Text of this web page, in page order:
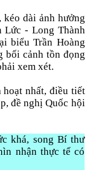
dài ảnh hưởng
Lức - Long Thành
biểu Trần Hoàng
bối cảnh tồn đọng
xem xét.
nhất, điều tiết
đề nghị Quốc hội
khá, song Bí thư
nhận thực tế có